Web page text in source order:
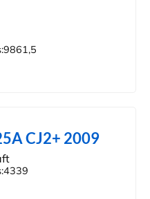
CJ2+ 2009